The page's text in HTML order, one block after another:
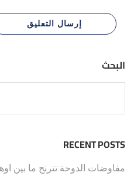
البحث
RECENT POSTS
مفاوضات الدوحة تترنح ما بين